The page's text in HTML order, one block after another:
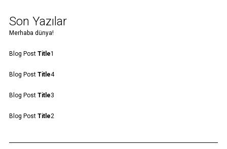
Son Yazılar
Merhaba dünya!
Blog Post Title1
Blog Post Title4
Blog Post Title3
Blog Post Title2